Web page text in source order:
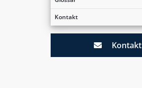
Kontakt
Kontakt